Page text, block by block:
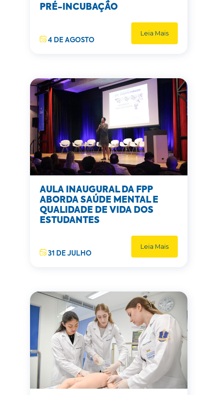
PRÉ-INCUBAÇÃO
4 DE AGOSTO
Leia Mais
AULA INAUGURAL DA FPP
ABORDA SAÚDE MENTAL E
QUALIDADE DE VIDA DOS
ESTUDANTES
31 DE JULHO
Leia Mais